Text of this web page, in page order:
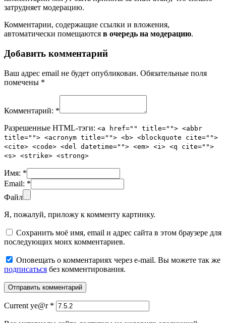
затрудняет модерацию.
Комментарии, содержащие ссылки и вложения,
автоматически помещаются в очередь на модерацию.
Добавить комментарий
Ваш адрес email не будет опубликован. Обязательные поля
помечены *
Комментарий: *
Разрешенные HTML-тэги: <a href="" title=""> <abbr
title=""> <acronym title=""> <b> <blockquote cite="">
<cite> <code> <del datetime=""> <em> <i> <q cite="">
<s> <strike> <strong>
Имя: *
Email: *
Файл
Я, пожалуй, приложу к комменту картинку.
Сохранить моё имя, email и адрес сайта в этом браузере для
последующих моих комментариев.
Оповещать о комментариях через e-mail. Вы можете так же
подписаться без комментирования.
Current ye@r *